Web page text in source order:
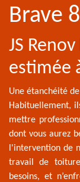
Brave
JS
estimée
Une étanchéité
Habituellement,
mettre
dont vous aurez
l'intervention de
travail de
besoins, et